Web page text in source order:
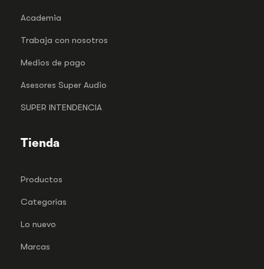
Academia
Trabaja con nosotros
Medios de pago
Asesores Super Audio
SUPER INTENDENCIA
Tienda
Productos
Categorías
Lo nuevo
Marcas